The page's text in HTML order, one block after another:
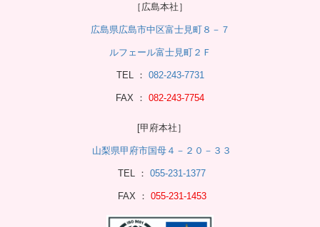
［広島本社］
広島県広島市中区富士見町８－７
ルフェール富士見町２Ｆ
TEL ： 082-243-7731
FAX ： 082-243-7754
[甲府本社］
山梨県甲府市国母４－２０－３３
TEL ： 055-231-1377
FAX ： 055-231-1453